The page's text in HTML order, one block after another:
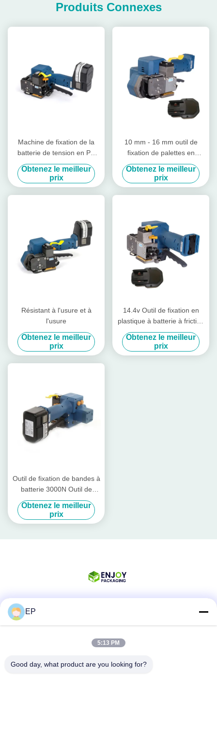
Produits Connexes
Machine de fixation de la
batterie de tension en PP
PET 3000N
Obtenez le meilleur
prix
10 mm - 16 mm outil de
fixation de palettes en
plastique à batterie manuelle
sans joint
Obtenez le meilleur
prix
Résistant à l'usure et à
l'usure
Obtenez le meilleur
prix
14.4v Outil de fixation en
plastique à batterie à friction
Outil de fixation à la main
Obtenez le meilleur
prix
Outil de fixation de bandes à
batterie 3000N Outil de
fixation de bandes
rechargeable Pp PET Band
13 mm - 19 mm
Obtenez le meilleur
prix
Contactez rapidement
EP
5:13 PM
Good day, what product are you looking for?